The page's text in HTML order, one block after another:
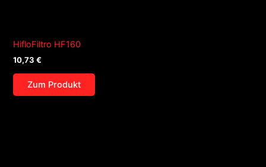
HifloFiltro HF160
10,73€
Zum Produkt